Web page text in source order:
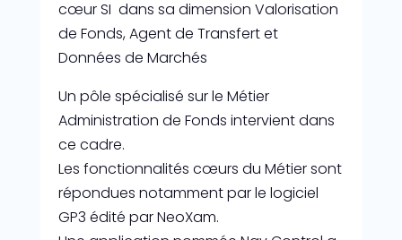
cœur SI dans sa dimension Valorisation
de Fonds, Agent de Transfert et
Données de Marchés
Un pôle spécialisé sur le Métier
Administration de Fonds intervient dans
ce cadre.
Les fonctionnalités cœurs du Métier sont
répondues notamment par le logiciel
GP3 édité par NeoXam.